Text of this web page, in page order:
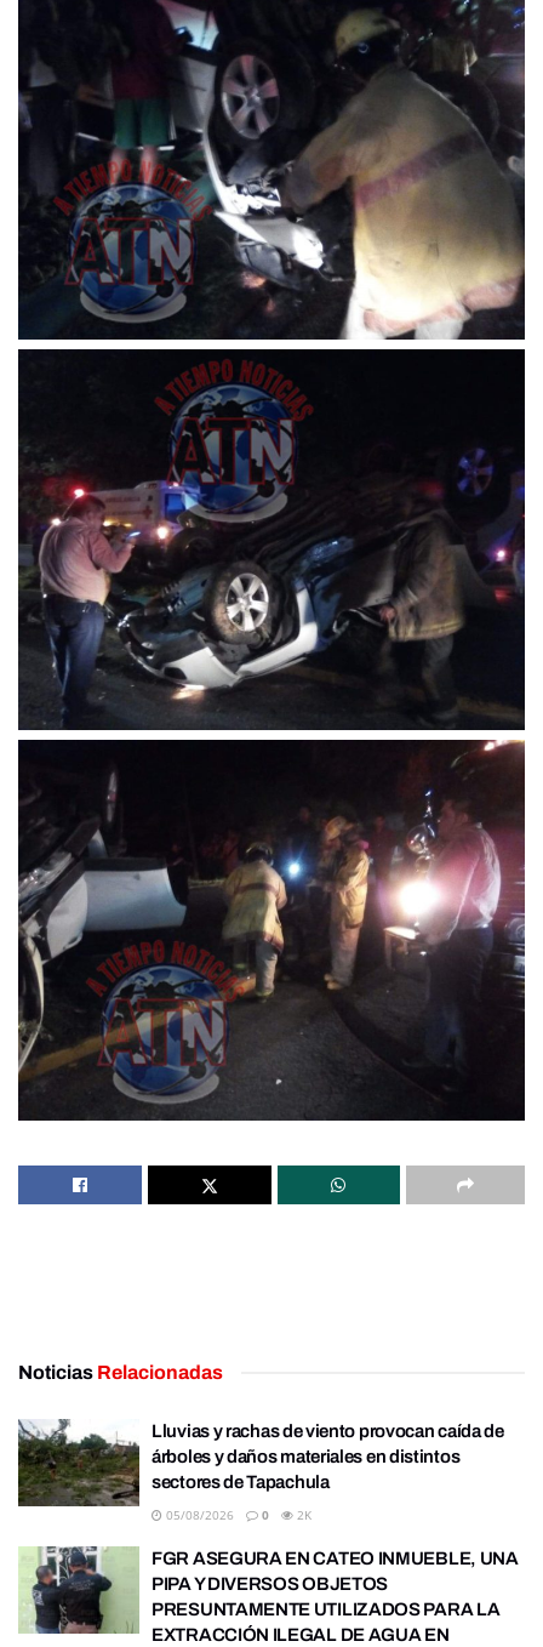
Noticias Relacionadas
Lluvias y rachas de viento provocan caída de
árboles y daños materiales en distintos
sectores de Tapachula
05/08/2026 0 2K
FGR ASEGURA EN CATEO INMUEBLE, UNA
PIPA Y DIVERSOS OBJETOS
PRESUNTAMENTE UTILIZADOS PARA LA
EXTRACCIÓN ILEGAL DE AGUA EN